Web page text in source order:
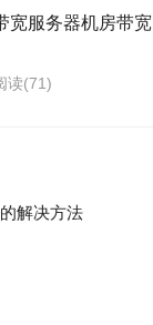
宽服务器机房带宽
读(71)
解决方法